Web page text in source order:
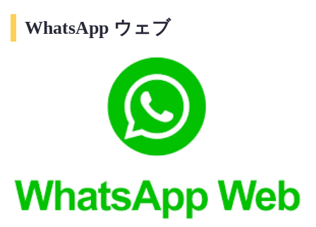
WhatsApp ウェブ